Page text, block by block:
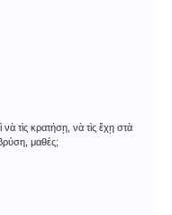
τὶς κρατήσῃ, νὰ τὶς ἔχῃ στὰ
μαθές;